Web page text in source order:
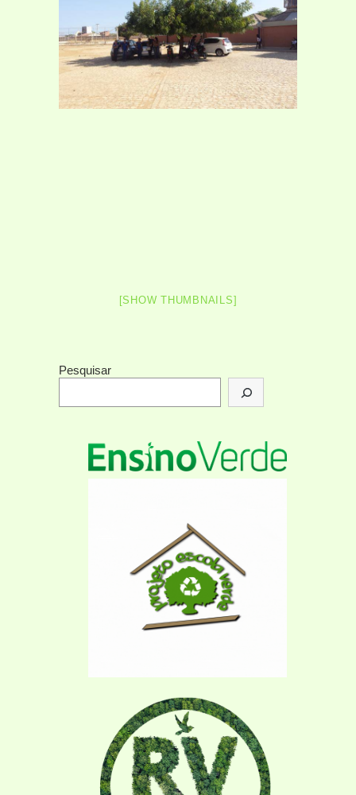
[SHOW THUMBNAILS]
Pesquisar